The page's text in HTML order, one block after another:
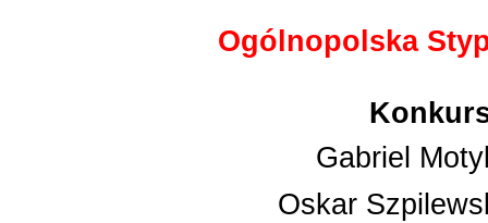
Ogólnopolska
Gabriel
Oskar